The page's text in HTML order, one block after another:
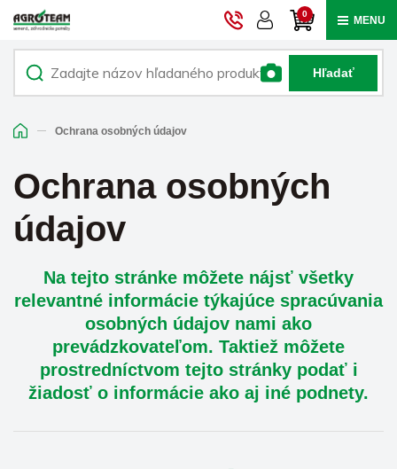
0 MENU
Hľadať
Ochrana osobných údajov
Ochrana osobných
údajov
Na tejto stránke môžete nájsť všetky
relevantné informácie týkajúce spracúvania
osobných údajov nami ako
prevádzkovateľom. Taktiež môžete
prostredníctvom tejto stránky podať i
žiadosť o informácie ako aj iné podnety.